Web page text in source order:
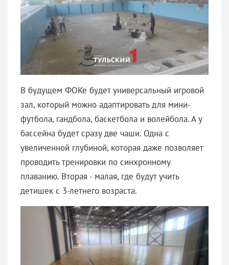
В будущем ФОКе будет универсальный игровой
зал, который можно адаптировать для мини-
футбола, гандбола, баскетбола и волейбола. А у
бассейна будет сразу две чаши. Одна с
увеличенной глубиной, которая даже позволяет
проводить тренировки по синхронному
плаванию. Вторая - малая, где будут учить
детишек с 3-летнего возраста.